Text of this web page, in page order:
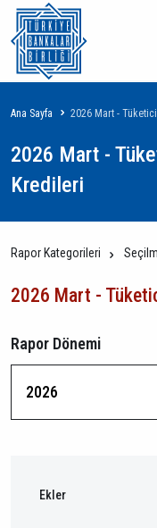
Sayfa
yolu
Ana Sayfa 2026 Mart -
2026 Mart -
Kredileri
Rapor Kategorileri
2026 Mart -
Rapor Dönemi
Ekler